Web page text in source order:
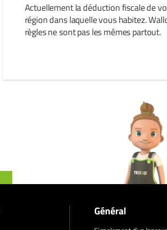
Actuellement la déduction fiscale de
région dans laquelle vous habitez.
règles ne sont pas les mêmes partout.
Général